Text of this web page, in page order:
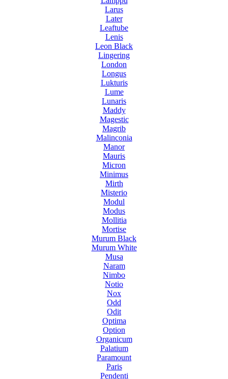
Larus
Later
Leaftube
Lenis
Leon Black
Lingering
London
Longus
Lukturis
Lume
Lunaris
Maddy
Magestic
Magrib
Malinconia
Manor
Mauris
Micron
Minimus
Mirth
Misterio
Modul
Modus
Mollitia
Mortise
Murum Black
Murum White
Musa
Naram
Nimbo
Notio
Nox
Odd
Odit
Optima
Option
Organicum
Palatium
Paramount
Paris
Pendenti